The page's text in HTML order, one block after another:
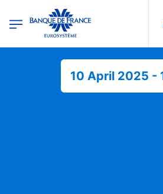
Banque de France - Menu Principal
10 April 2025 -